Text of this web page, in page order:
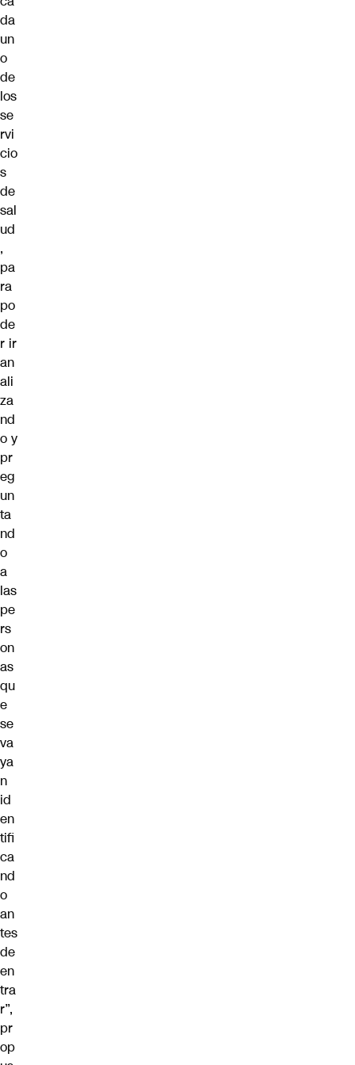
da
un
o
de
los
se
rvi
cio
s
de
sal
ud
,
pa
ra
po
de
r ir
an
ali
za
nd
o y
pr
eg
un
ta
nd
o
a
las
pe
rs
on
as
qu
e
se
va
ya
n
id
en
tifi
ca
nd
o
an
tes
de
en
tra
r”,
pr
op